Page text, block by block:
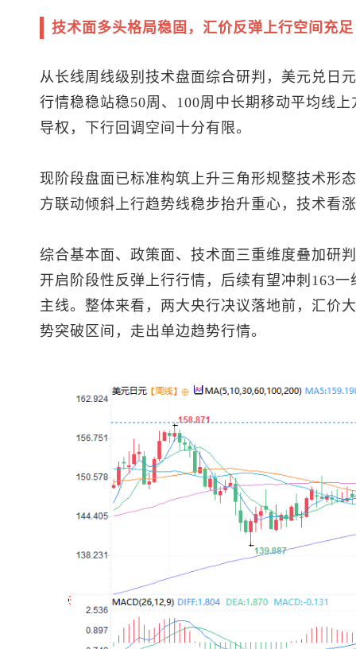
技术面多头格局稳固，汇价反弹上行空间充足
从长线周线级别技术盘面综合研判， 美元兑日元
行情稳稳站稳50周、100周中长期移动平均线
导权，下行回调空间十分有限。
现阶段盘面已标准构筑上升三角形规整技术形
方联动倾斜上行趋势线稳步抬升重心，技术看
综合基本面、政策面、技术面三重维度叠加研
开启阶段性反弹上行行情，后续有望冲刺163
主线。整体来看，两大央行决议落地前，汇价
势突破区间，走出单边趋势行情。